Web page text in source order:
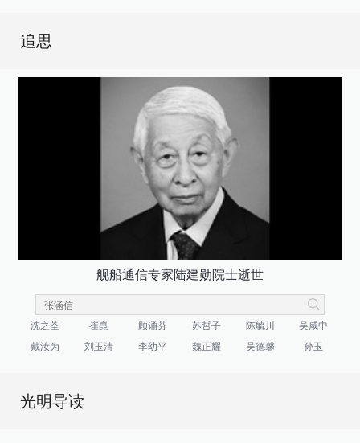
追思
舰船通信专家陆建勋院士逝世
沈之荃 崔崑 顾诵芬 苏哲子 陈毓川
吴咸中
戴汝为
刘玉清 李幼平 魏正耀 吴德馨 孙玉
光明导读